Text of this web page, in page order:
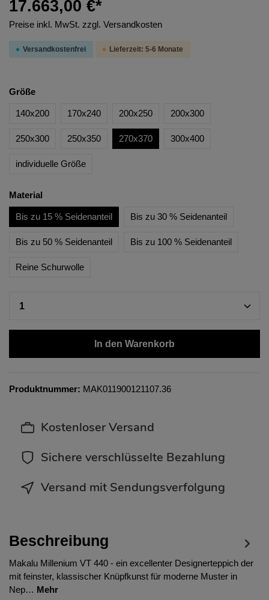
17.663,00 €*
Preise inkl. MwSt. zzgl. Versandkosten
Versandkostenfrei Lieferzeit: 5-6 Monate
Größe
140x200 170x240 200x250 200x300
250x300 250x350 270x370 300x400
individuelle Größe
Material
Bis zu 15 % Seidenanteil Bis zu 30 % Seidenanteil
Bis zu 50 % Seidenanteil Bis zu 100 % Seidenanteil
Reine Schurwolle
In den Warenkorb
Produktnummer: MAK011900121107.36
Kostenloser Versand
Sichere verschlüsselte Bezahlung
Versand mit Sendungsverfolgung
Beschreibung
Makalu Millenium VT 440 - ein excellenter Designerteppich der
mit feinster, klassischer Knüpfkunst für moderne Muster in
Nep… Mehr